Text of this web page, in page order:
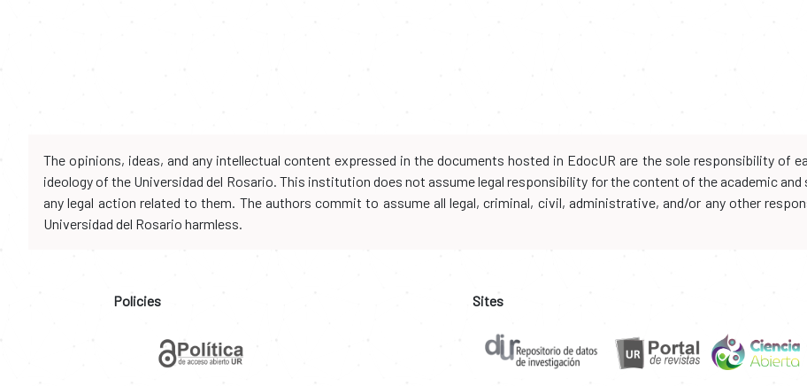
The opinions, ideas, and any intellectual content expressed in the documents hosted in EdocUR are the sole responsibility of
ideology of the Universidad del Rosario. This institution does not assume legal responsibility for the content of the academic
any legal action related to them. The authors commit to assume all legal, criminal, civil, administrative, and/or any other
Universidad del Rosario harmless.
Policies Sites